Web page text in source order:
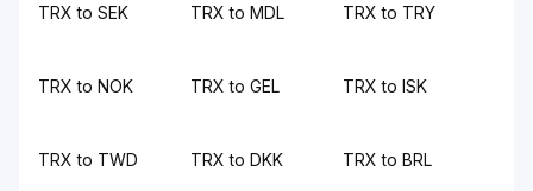
TRX to SEK TRX to MDL TRX to TRY
TRX to NOK TRX to GEL TRX to ISK
TRX to TWD TRX to DKK TRX to BRL